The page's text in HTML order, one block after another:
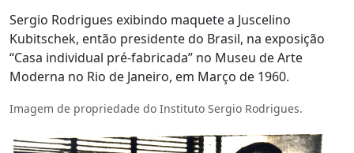
Sergio Rodrigues exibindo maquete a Juscelino
Kubitschek, então presidente do Brasil, na exposição
“Casa individual pré-fabricada” no Museu de Arte
Moderna no Rio de Janeiro, em Março de 1960.
Imagem de propriedade do Instituto Sergio Rodrigues.